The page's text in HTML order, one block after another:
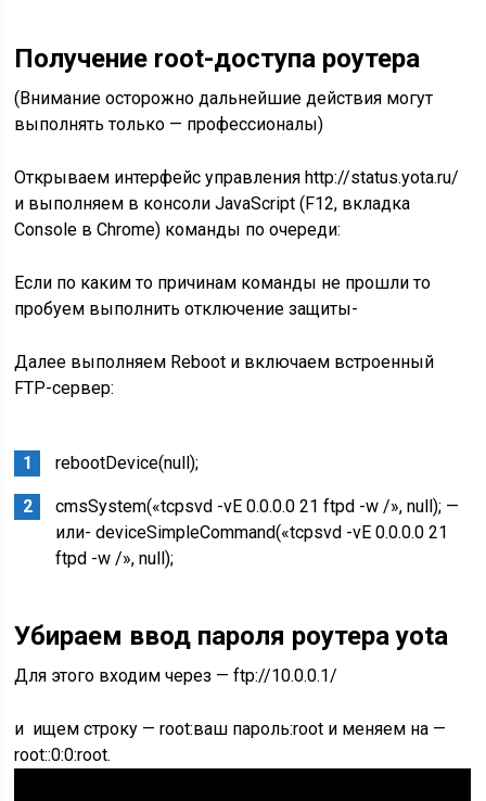
Получение root-доступа роутера
(Внимание осторожно дальнейшие действия могут
выполнять только — профессионалы)
Открываем интерфейс управления http://status.yota.ru/
и выполняем в консоли JavaScript (F12, вкладка
Console в Chrome) команды по очереди:
Если по каким то причинам команды не прошли то
пробуем выполнить отключение защиты-
Далее выполняем Reboot и включаем встроенный
FTP-сервер:
rebootDevice(null);
cmsSystem(«tcpsvd -vE 0.0.0.0 21 ftpd -w /», null); —
или- deviceSimpleCommand(«tcpsvd -vE 0.0.0.0 21
ftpd -w /», null);
Убираем ввод пароля роутера yota
Для этого входим через — ftp://10.0.0.1/
и ищем строку — root:ваш пароль:root и меняем на —
root::0:0:root.